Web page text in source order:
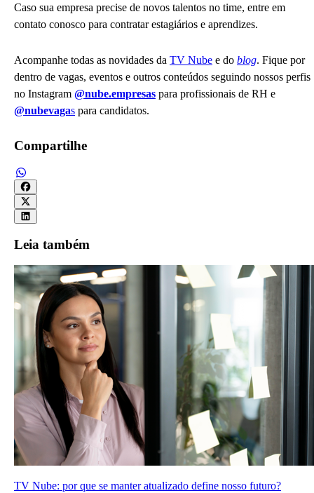
Caso sua empresa precise de novos talentos no time, entre em
contato conosco para contratar estagiários e aprendizes.
Acompanhe todas as novidades da TV Nube e do blog. Fique por
dentro de vagas, eventos e outros conteúdos seguindo nossos perfis
no Instagram @nube.empresas para profissionais de RH e
@nubevagas para candidatos.
Compartilhe
Leia também
TV Nube: por que se manter atualizado define nosso futuro?